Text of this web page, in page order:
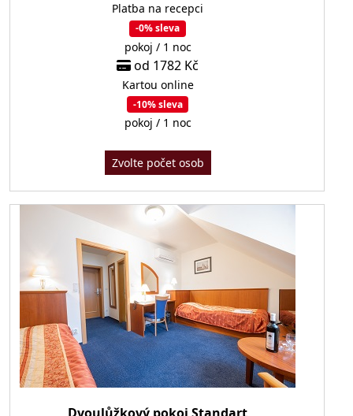
Platba na recepci
-0% sleva
pokoj / 1 noc
od 1782 Kč
Kartou online
-10% sleva
pokoj / 1 noc
Zvolte počet osob